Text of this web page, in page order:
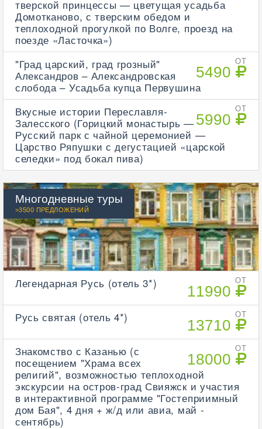
тверской принцессы — цветущая усадьба
Домотканово, с тверским обедом и
теплоходной прогулкой по Волге, проезд на
поезде «Ласточка»)
ОТ
5490
"Град царский, град грозный"
Александров – Александровская
слобода – Усадьба купца Первушина
ОТ
5990
Вкусные истории Переславля-
Залесского (Горицкий монастырь —
Русский парк с чайной церемонией —
Царство Ряпушки с дегустацией «царской
селедки» под бокал пива)
Многодневные туры
>3500 ПРЕДЛОЖЕНИЙ
ОТ
11990
Легендарная Русь (отель 3*)
ОТ
13710
Русь святая (отель 4*)
ОТ
18000
Знакомство с Казанью (с
посещением "Храма всех
религий", возможностью теплоходной
экскурсии на остров-град Свияжск и участия
в интерактивной программе "Гостеприимный
дом Бая", 4 дня + ж/д или авиа, май -
сентябрь)